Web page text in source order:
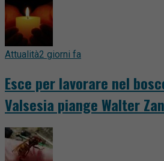
Attualità2 giorni fa
Esce per lavorare nel
Valsesia piange Walter